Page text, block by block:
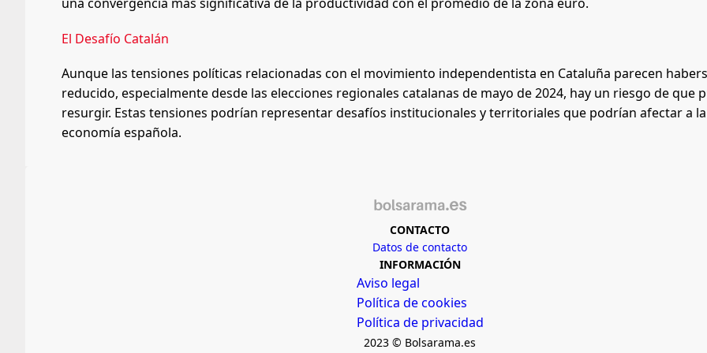
El Desafío Catalán
Aunque las tensiones políticas relacionadas con el movimiento independentista en Cataluña parecen
reducido, especialmente desde las elecciones regionales catalanas de mayo de 2024, hay un riesgo de que
resurgir. Estas tensiones podrían representar desafíos institucionales y territoriales que podrían afectar a la
economía española.
CONTACTO
Datos de contacto
INFORMACIÓN
Aviso legal
Política de cookies
Política de privacidad
2023 © Bolsarama.es